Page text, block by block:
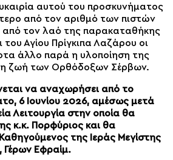
αυτού του προσκυνήματος
από τον αριθμό των πιστών
από τον λαό της παρακαταθήκης
του Αγίου Πρίγκιπα Λαζάρου οι
άλλο παρά η υλοποίηση της
ζωή των Ορθόδοξων Σέρβων.
να αναχωρήσει από το
6 Ιουνίου 2026, αμέσως μετά
Λειτουργία στην οποία θα
κ.κ. Πορφύριος και θα
της Ιεράς Μεγίστης
Γέρων Εφραίμ.